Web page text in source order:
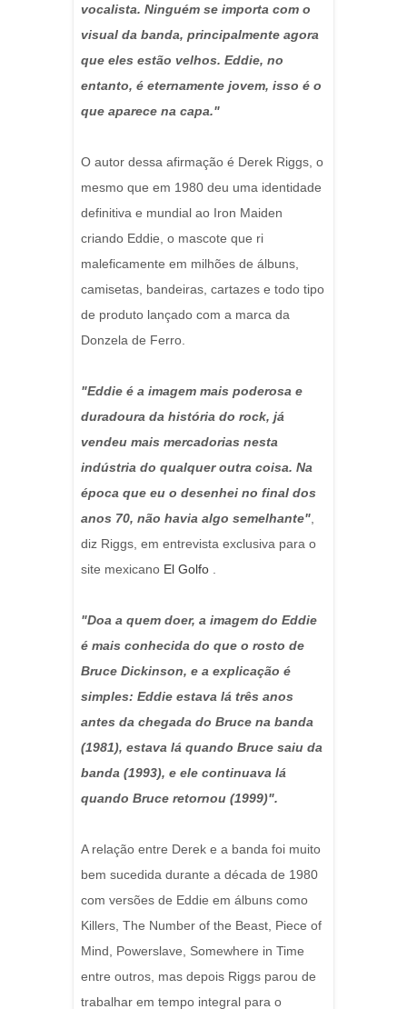
vocalista. Ninguém se importa com o
visual da banda, principalmente agora
que eles estão velhos. Eddie, no
entanto, é eternamente jovem, isso é o
que aparece na capa."
O autor dessa afirmação é Derek Riggs, o
mesmo que em 1980 deu uma identidade
definitiva e mundial ao Iron Maiden
criando Eddie, o mascote que ri
maleficamente em milhões de álbuns,
camisetas, bandeiras, cartazes e todo tipo
de produto lançado com a marca da
Donzela de Ferro.
"Eddie é a imagem mais poderosa e
duradoura da história do rock, já
vendeu mais mercadorias nesta
indústria do qualquer outra coisa. Na
época que eu o desenhei no final dos
anos 70, não havia algo semelhante"
diz Riggs, em entrevista exclusiva para o
site mexicano El Golfo
"Doa a quem doer, a imagem do Eddie
é mais conhecida do que o rosto de
Bruce Dickinson, e a explicação é
simples: Eddie estava lá três anos
antes da chegada do Bruce na banda
(1981), estava lá quando Bruce saiu da
banda (1993), e ele continuava lá
quando Bruce retornou (1999)".
A relação entre Derek e a banda foi muito
bem sucedida durante a década de 1980
com versões de Eddie em álbuns como
Killers, The Number of the Beast, Piece of
Mind, Powerslave, Somewhere in Time
entre outros, mas depois Riggs parou de
trabalhar em tempo integral para o